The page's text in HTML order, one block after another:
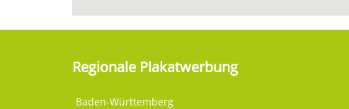
Regionale Plakatwerbung
Baden-Württemberg